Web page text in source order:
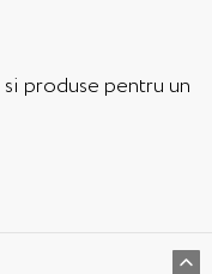
produse pentru un